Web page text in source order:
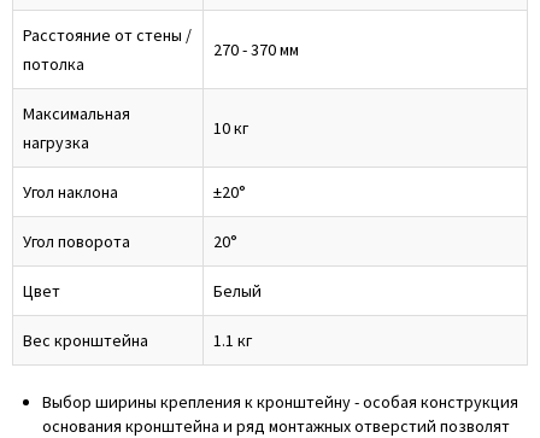
Расстояние от стены /
потолка
270 - 370 мм
Максимальная
нагрузка
10 кг
Угол наклона ±20°
Угол поворота 20°
Цвет Белый
Вес кронштейна 1.1 кг
Выбор ширины крепления к кронштейну - особая конструкция
основания кронштейна и ряд монтажных отверстий позволят